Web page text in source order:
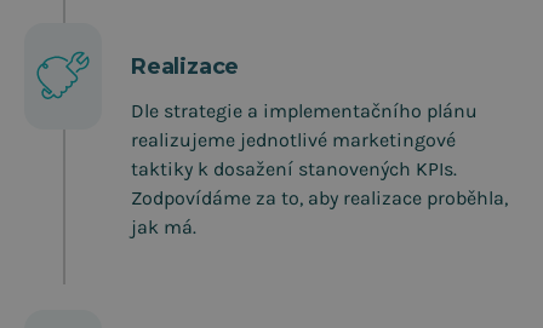
Realizace
Dle strategie a implementačního plánu
realizujeme jednotlivé marketingové
taktiky k dosažení stanovených KPIs.
Zodpovídáme za to, aby realizace proběhla,
jak má.